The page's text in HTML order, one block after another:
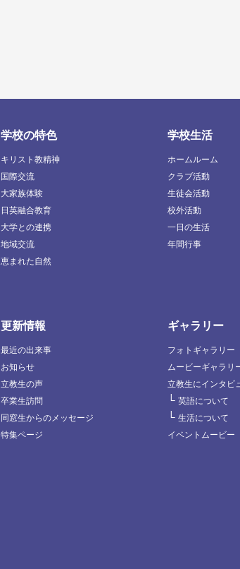
学校の特色
キリスト教精神
国際交流
大家族体験
日英融合教育
大学との連携
地域交流
恵まれた自然
学校生活
ホームルーム
クラブ活動
生徒会活動
校外活動
一日の生活
年間行事
更新情報
最近の出来事
お知らせ
立教生の声
卒業生訪問
同窓生からのメッセージ
特集ページ
ギャラリー
フォトギャラリー
ムービーギャラリ
立教生にインタビ
└ 英語について
└ 生活について
イベントムービー